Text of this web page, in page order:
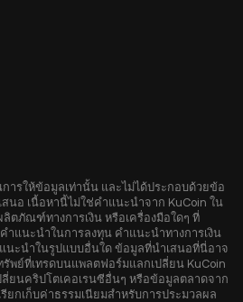
ารให้ข้อมูลเท่านั้น และไม่ได้ประกอบด้วยข้อ
นอ เนื้อหานี้ไม่ใช่คำแนะนำจาก KuCoin ใน
ตภัณฑ์ทางการเงิน หรือเครื่องมือใดๆ ที่
ำแนะนำในการลงทุน คำแนะนำทางการเงิน
นะนำในรูปแบบอื่นใด ข้อมูลที่นำเสนอที่นี่อาจ
พย์ที่เทรดบนแพลตฟอร์มแลกเปลี่ยน KuCoin
ยนคริปโตเคอเรนซีอื่นๆ หรือข้อมูลตลาดจาก
ยกเก็บค่าธรรมเนียมสำหรับการประมวลผล